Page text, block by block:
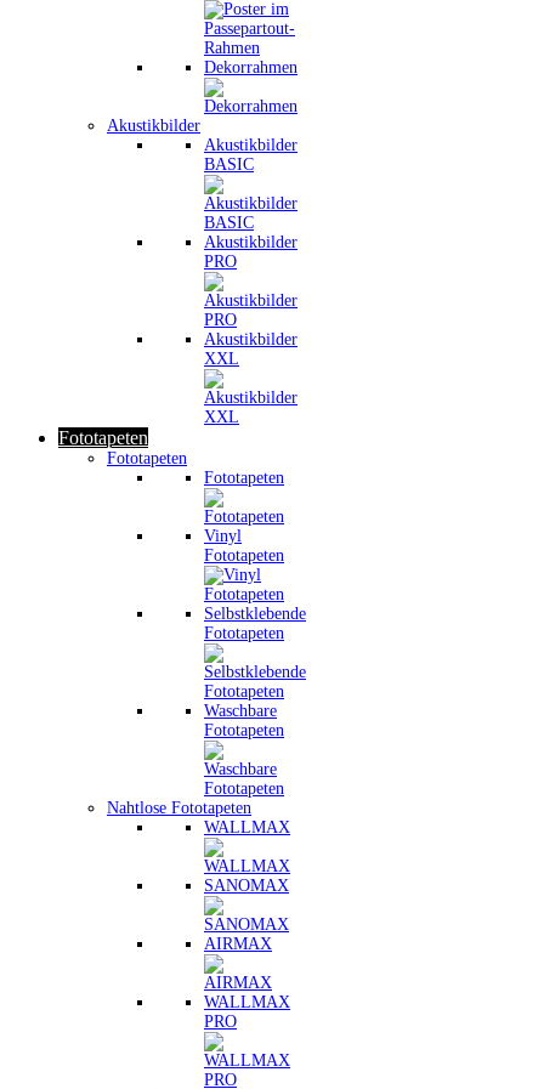
Dekorrahmen
Akustikbilder
Akustikbilder
BASIC
Akustikbilder
PRO
Akustikbilder
XXL
Fototapeten
Fototapeten
Fototapeten
Vinyl
Fototapeten
Selbstklebende
Fototapeten
Waschbare
Fototapeten
Nahtlose Fototapeten
WALLMAX
SANOMAX
AIRMAX
WALLMAX
PRO